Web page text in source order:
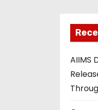
AIIMS